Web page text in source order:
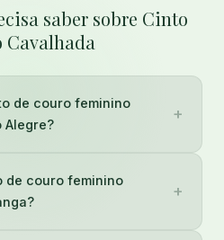
saber sobre Cinto
Cavalhada
de couro feminino
Alegre?
+
de couro feminino
+